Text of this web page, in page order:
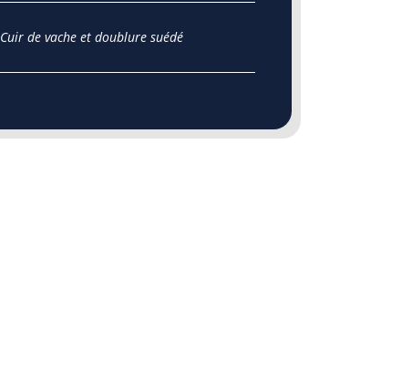
Cuir de vache et doublure suédé